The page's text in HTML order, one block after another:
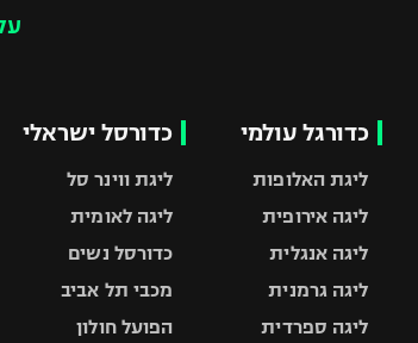
כדורגל עולמי
ליגת האלופות
ליגה אירופית
ליגה אנגלית
ליגה גרמנית
ליגה ספרדית
כדורסל ישראלי
ליגת ווינר סל
ליגה לאומית
כדורסל נשים
מכבי תל אביב
הפועל חולון